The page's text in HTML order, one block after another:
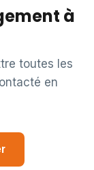
à
toutes les
en